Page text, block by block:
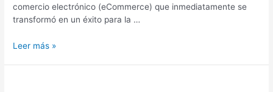
comercio electrónico (eCommerce) que inmediatamente se
transformó en un éxito para la …
Leer más »